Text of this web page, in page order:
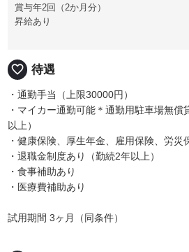
賞与年2回（2か月分）
昇給あり
favorite_border 待遇
・通勤手当（上限30000円）
・マイカー通勤可能＊通勤用駐車場無
以上）
・健康保険、厚生年金、雇用保険、労災
・退職金制度あり（勤続2年以上）
・食事補助あり
・医療費補助あり
試用期間 3ヶ月（同条件）